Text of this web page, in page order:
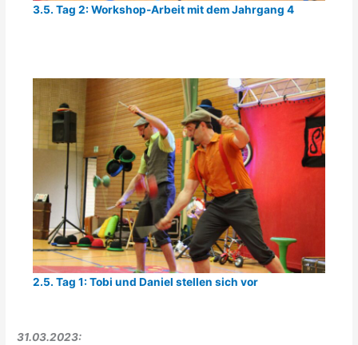
3.5. Tag 2: Workshop-Arbeit mit dem Jahrgang 4
2.5. Tag 1: Tobi und Daniel stellen sich vor
31.03.2023: